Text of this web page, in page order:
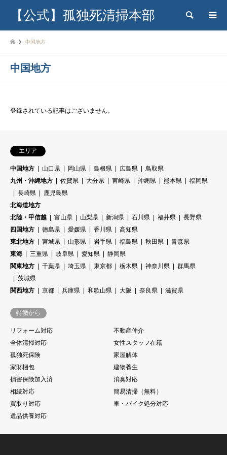
【公式】孤独死清掃本部 検索
中国地方
中国地方
登録されている記事はございません。
エリア
中国地方 山口県 岡山県 島根県 広島県
鳥取県
九州・沖縄地方
佐賀県 大分県 宮崎県 沖縄県 熊本県
福岡県
長崎県
鹿児島県
北海道地方
北陸・甲信越
富山県 山梨県 新潟県 石川県 福井県
長野県
四国地方
徳島県 愛媛県 香川県
高知県
東北地方
宮城県 山形県 岩手県 福島県 秋田県
青森県
東海
三重県 岐阜県 愛知県
静岡県
関東地方
千葉県 埼玉県 東京都 栃木県 神奈川県
群馬県
茨城県
関西地方
京都 兵庫県 和歌山県 大阪 奈良県 滋賀県
特徴から
リフォーム対応
不動産仲介
全体清掃対応
女性スタッフ在籍
孤独死保険
家屋解体
家財梱包
建物養生
損害保険加入済
消臭対応
相続対応
簡易清掃（無料）
買取り対応
車・バイク処分対応
遺品供養対応